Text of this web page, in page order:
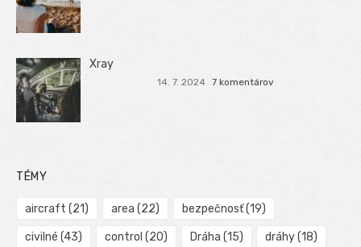
Xray
14. 7. 2024 7 komentárov
TÉMY
aircraft (21) area (22) bezpečnosť(19)
civilné (43) control (20) Dráha (15) dráhy(18)